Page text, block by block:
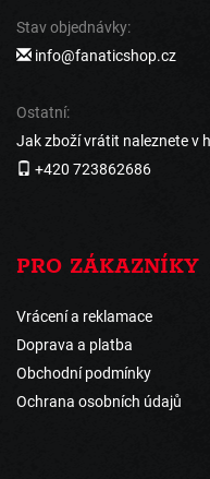
Stav objednávky:
info@fanaticshop.cz
Ostatní:
Jak zboží vrátit naleznete v
+420 723862686
PRO ZÁKAZNÍKY
Vrácení a reklamace
Doprava a platba
Obchodní podmínky
Ochrana osobních údajů